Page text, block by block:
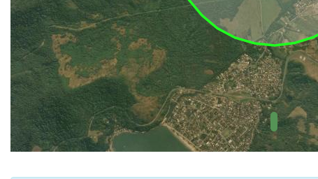
Biomas
(IBGE)
Vegetação
(IBGE)
Rodovias
(IBGE)
Relevo
(IBGE)